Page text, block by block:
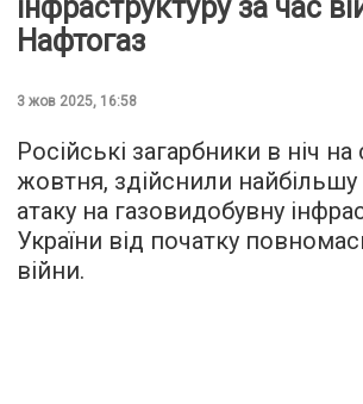
інфраструктуру за час
Нафтогаз
3 жов 2025, 16:58
Російські загарбники в ніч на
жовтня, здійснили
атаку на газовидобувну
України від початку
війни.